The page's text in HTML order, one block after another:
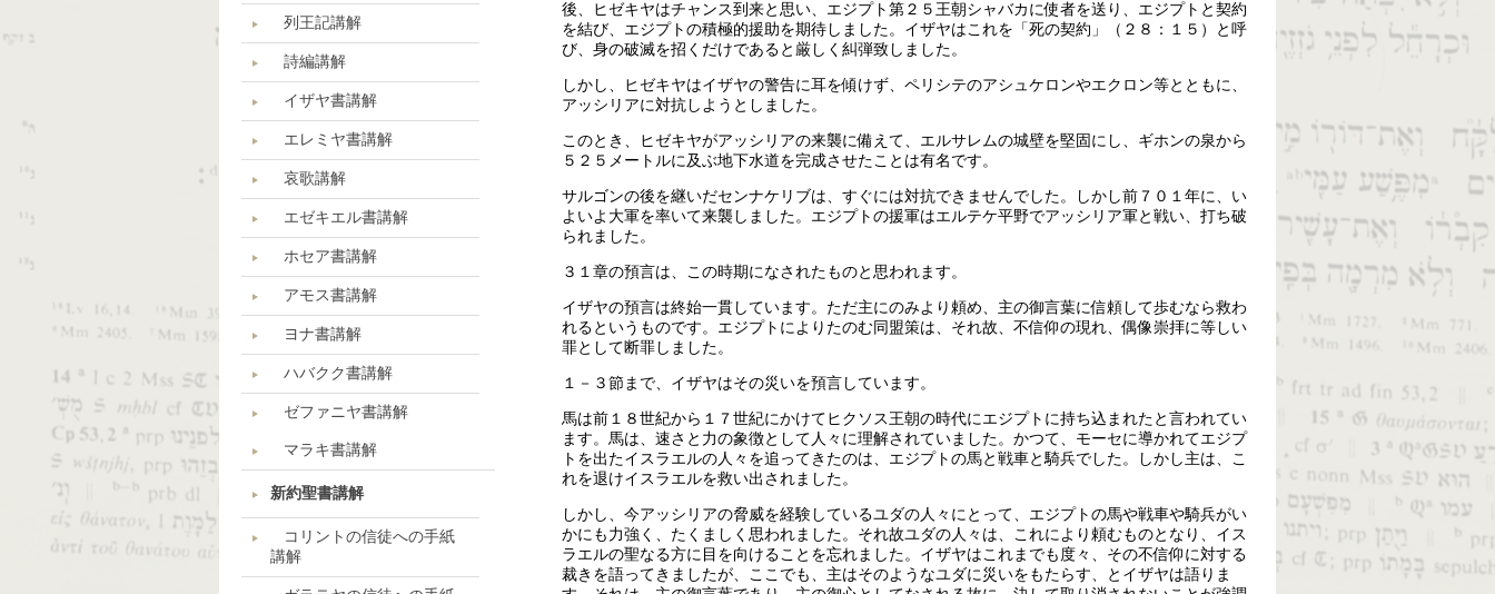
列王記講解
詩編講解
イザヤ書講解
エレミヤ書講解
哀歌講解
エゼキエル書講解
ホセア書講解
アモス書講解
ヨナ書講解
ハバクク書講解
ゼファニヤ書講解
マラキ書講解
新約聖書講解
コリントの信徒への手紙
講解
後、ヒゼキヤはチャンス到来と思い、エジプト第２５王朝シャバカに使者を送り、エジプトと契約
を結び、エジプトの積極的援助を期待しました。イザヤはこれを「死の契約」（２８：１５）と呼
び、身の破滅を招くだけであると厳しく糾弾致しました。
しかし、ヒゼキヤはイザヤの警告に耳を傾けず、ペリシテのアシュケロンやエクロン等とともに、
アッシリアに対抗しようとしました。
このとき、ヒゼキヤがアッシリアの来襲に備えて、エルサレムの城壁を堅固にし、ギホンの泉から
５２５メートルに及ぶ地下水道を完成させたことは有名です。
サルゴンの後を継いだセンナケリブは、すぐには対抗できませんでした。しかし前７０１年に、い
よいよ大軍を率いて来襲しました。エジプトの援軍はエルテケ平野でアッシリア軍と戦い、打ち破
られました。
３１章の預言は、この時期になされたものと思われます。
イザヤの預言は終始一貫しています。ただ主にのみより頼め、主の御言葉に信頼して歩むなら救わ
れるというものです。エジプトによりたのむ同盟策は、それ故、不信仰の現れ、偶像崇拝に等しい
罪として断罪しました。
１－３節まで、イザヤはその災いを預言しています。
馬は前１８世紀から１７世紀にかけてヒクソス王朝の時代にエジプトに持ち込まれたと言われてい
ます。馬は、速さと力の象徴として人々に理解されていました。かつて、モーセに導かれてエジプ
トを出たイスラエルの人々を追ってきたのは、エジプトの馬と戦車と騎兵でした。しかし主は、こ
れを退けイスラエルを救い出されました。
しかし、今アッシリアの脅威を経験しているユダの人々にとって、エジプトの馬や戦車や騎兵がい
かにも力強く、たくましく思われました。それ故ユダの人々は、これにより頼むものとなり、イス
ラエルの聖なる方に目を向けることを忘れました。イザヤはこれまでも度々、その不信仰に対する
裁きを語ってきましたが、ここでも、主はそのようなユダに災いをもたらす、とイザヤは語りま